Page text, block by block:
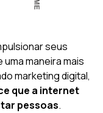
seus
maneira mais
marketing digital,
que a internet
pessoas.